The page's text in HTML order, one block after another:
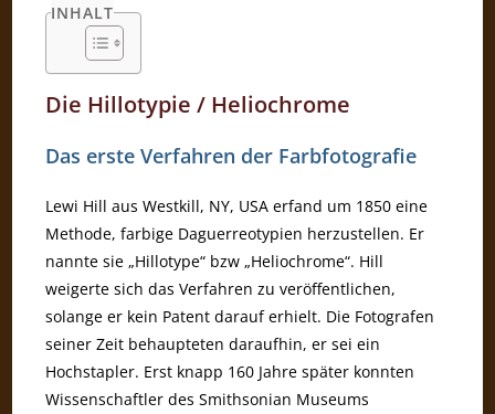
INHALT
Die Hillotypie / Heliochrome
Das erste Verfahren der Farbfotografie
Lewi Hill aus Westkill, NY, USA erfand um 1850 eine
Methode, farbige Daguerreotypien herzustellen. Er
nannte sie „Hillotype“ bzw „Heliochrome“. Hill
weigerte sich das Verfahren zu veröffentlichen,
solange er kein Patent darauf erhielt. Die Fotografen
seiner Zeit behaupteten daraufhin, er sei ein
Hochstapler. Erst knapp 160 Jahre später konnten
Wissenschaftler des Smithsonian Museums